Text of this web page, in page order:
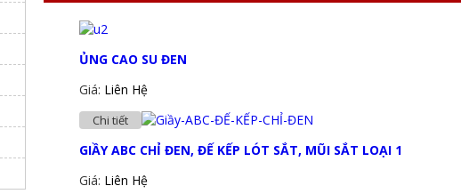
ỦNG CAO SU ĐEN
Giá: Liên Hệ
Chi tiết
GIẦY ABC CHỈ ĐEN, ĐẾ KẾP LÓT SẮT, MŨI SẮT LOẠI 1
Giá: Liên Hệ